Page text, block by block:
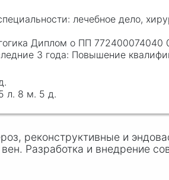
лечебное дело,
Диплом о ПП 772400074040
Повышение
л. 8 м. 5 д.
реконструктивные и
Разработка и внедрение